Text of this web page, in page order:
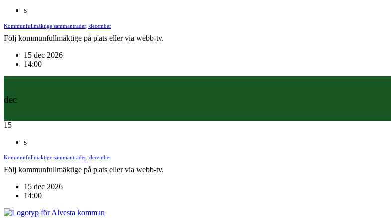
s
Kommunfullmäktige sammanträder, december
Följ kommunfullmäktige på plats eller via webb-tv.
15 dec 2026
14:00
dec
15
s
Kommunfullmäktige sammanträder, december
Följ kommunfullmäktige på plats eller via webb-tv.
15 dec 2026
14:00